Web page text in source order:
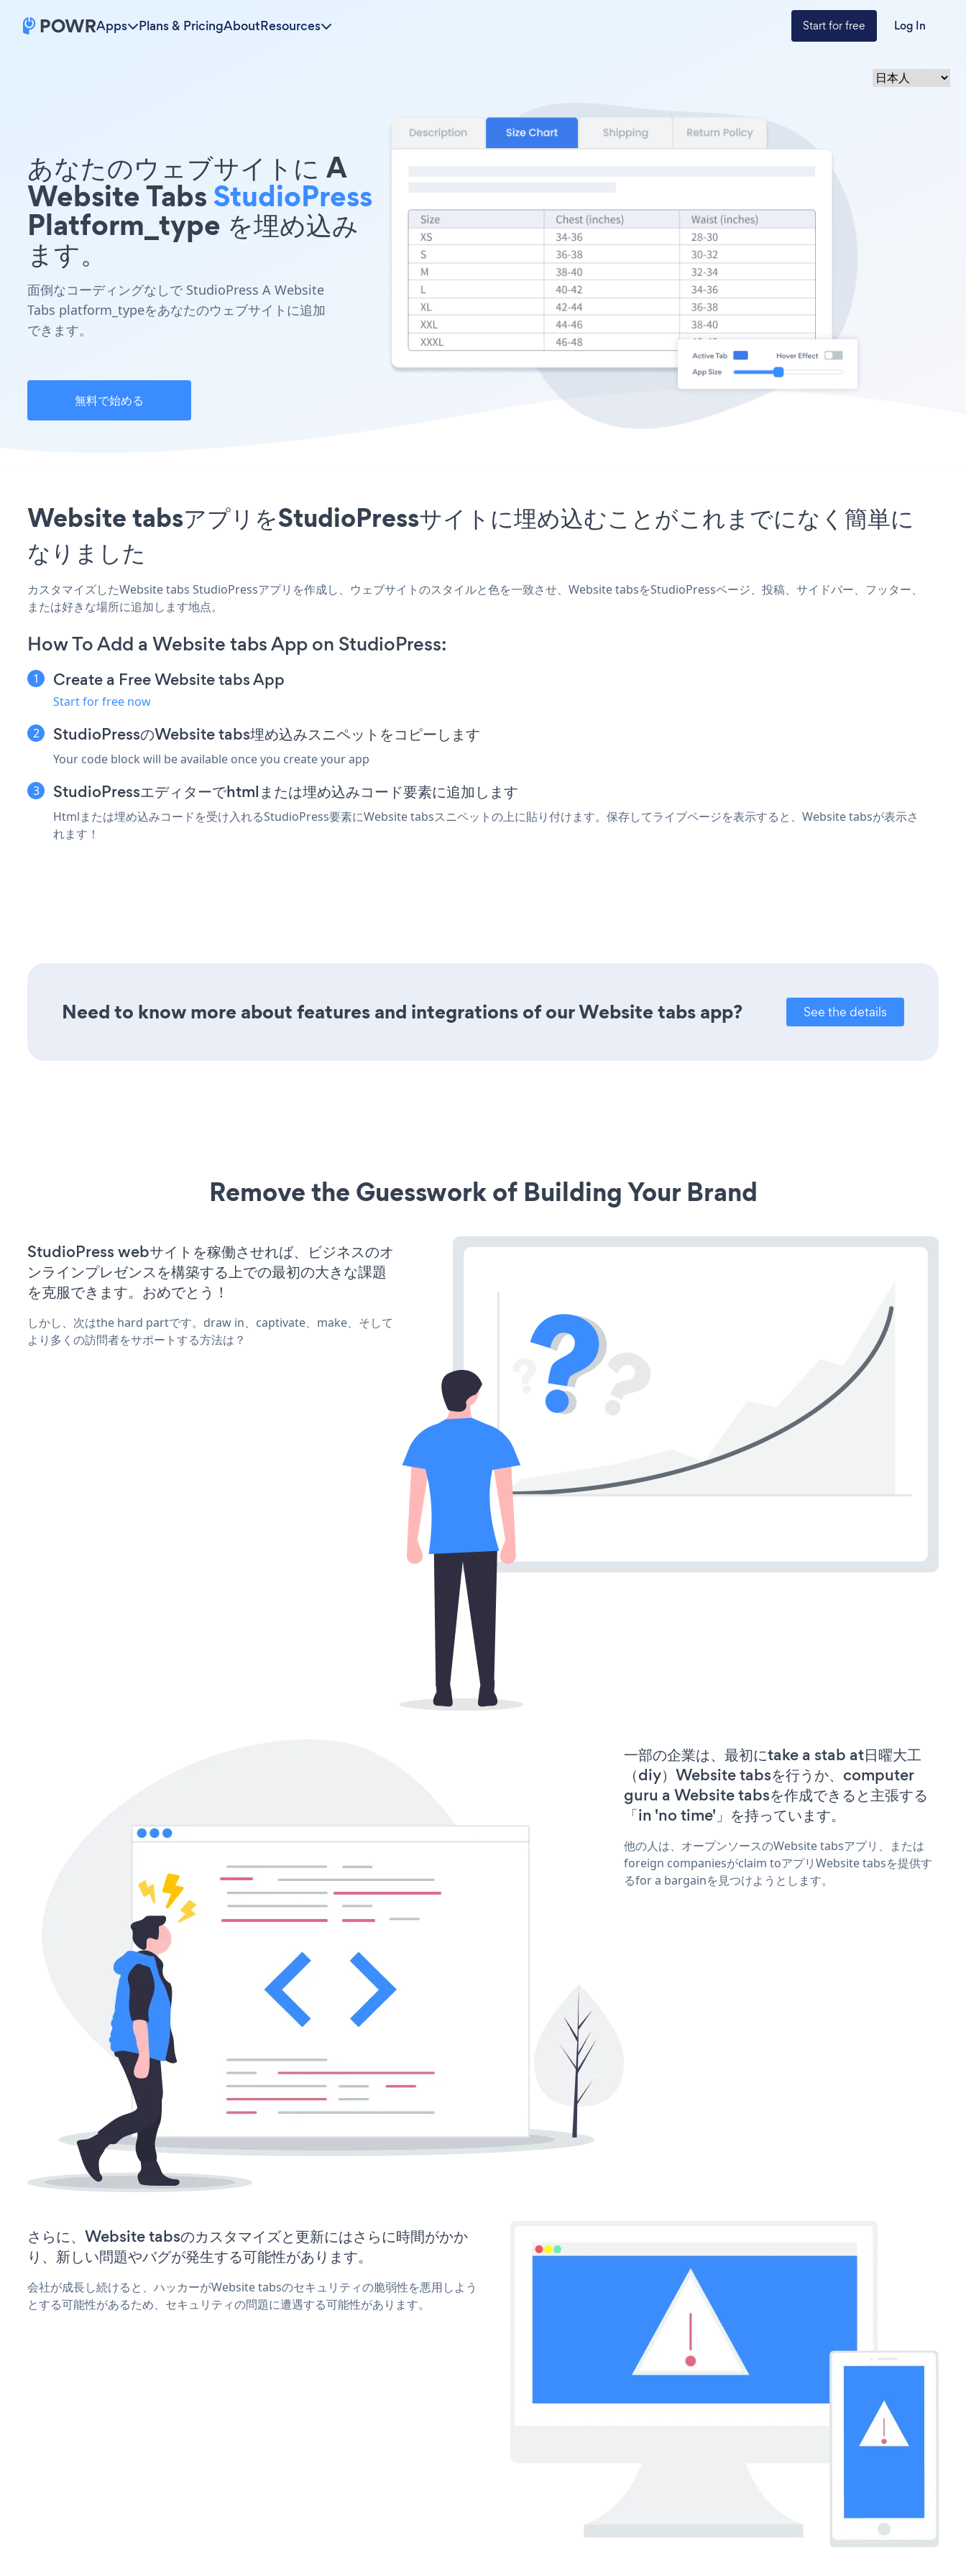
Apps Plans & PricingAboutResources Start for free Log In
あなたのウェブサイトに A
Website TabsStudioPress
Platform_type を埋め込み
ます。
面倒なコーディングなしで StudioPress A Website
Tabs platform_typeをあなたのウェブサイトに追加
できます。
無料で始める
Website tabsアプリをStudioPressサイトに埋め込むことがこれまでになく簡単に
なりました
カスタマイズしたWebsite tabs StudioPressアプリを作成し、ウェブサイトのスタイルと色を一致させ、Website tabsをStudioPressページ、投稿、サイドバー、フッター、
または好きな場所に追加します地点。
How To Add a Website tabs App on StudioPress:
Create a Free Website tabs App
Start for free now
StudioPressのWebsite tabs埋め込みスニペットをコピーします
Your code block will be available once you create your app
StudioPressエディターでhtmlまたは埋め込みコード要素に追加します
Htmlまたは埋め込みコードを受け入れるStudioPress要素にWebsite tabsスニペットの上に貼り付けます。保存してライブページを表示すると、Website tabsが表示さ
れます！
Need to know more about features and integrations of our Website tabs app? See the details
Remove the Guesswork of Building Your Brand
StudioPress webサイトを稼働させれば、ビジネスのオ
ンラインプレゼンスを構築する上での最初の大きな課題
を克服できます。おめでとう！
しかし、次はthe hard partです。draw in、captivate、make、そして
より多くの訪問者をサポートする方法は？
一部の企業は、最初にtake a stab at日曜大工
（diy）Website tabsを行うか、computer
guru a Website tabsを作成できると主張する
「in 'no time'」を持っています。
他の人は、オープンソースのWebsite tabsアプリ、または
foreign companiesがclaim toアプリWebsite tabsを提供す
るfor a bargainを見つけようとします。
さらに、Website tabsのカスタマイズと更新にはさらに時間がかか
り、新しい問題やバグが発生する可能性があります。
会社が成長し続けると、ハッカーがWebsite tabsのセキュリティの脆弱性を悪用しよう
とする可能性があるため、セキュリティの問題に遭遇する可能性があります。